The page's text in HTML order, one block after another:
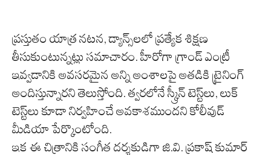
ప్రస్తుతం యాత్ర నటన, డ్యాన్స్‌లలో ప్రత్యేక శిక్షణ
తీసుకుంటున్నట్లు సమాచారం. హీరోగా గ్రాండ్ ఎంట్రీ
ఇవ్వడానికి అవసరమైన అన్ని అంశాలపై అతడికి ట్రైనింగ్
అందిస్తున్నారని తెలుస్తోంది. త్వరలోనే స్క్రీన్ టెస్ట్‌లు, లుక్
టెస్ట్‌లు కూడా నిర్వహించే అవకాశముందని కోలీవుడ్
మీడియా పేర్కొంటోంది.
ఇక ఈ చిత్రానికి సంగీత దర్శకుడిగా జి.వి. ప్రకాష్ కుమార్